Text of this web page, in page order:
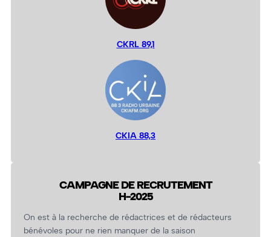
CKRL 89,1
CKIA 88,3
CAMPAGNE DE RECRUTEMENT
H-2025
On est à la recherche de rédactrices et de rédacteurs
bénévoles pour ne rien manquer de la saison